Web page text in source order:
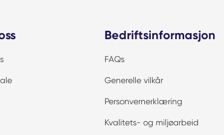
Bedriftsinformasjon
FAQs
Generelle vilkår
Personvernerklæring
Kvalitets- og miljøarbeid